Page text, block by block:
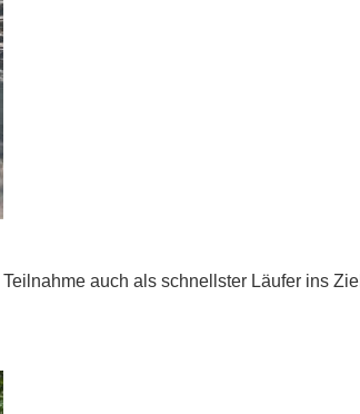
auch als schnellster Läufer ins Ziel